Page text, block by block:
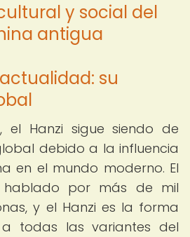
y social del
antigua
su
el Hanzi sigue siendo de
debido a la influencia
en el mundo moderno. El
hablado por más de mil
y el Hanzi es la forma
todas las variantes del